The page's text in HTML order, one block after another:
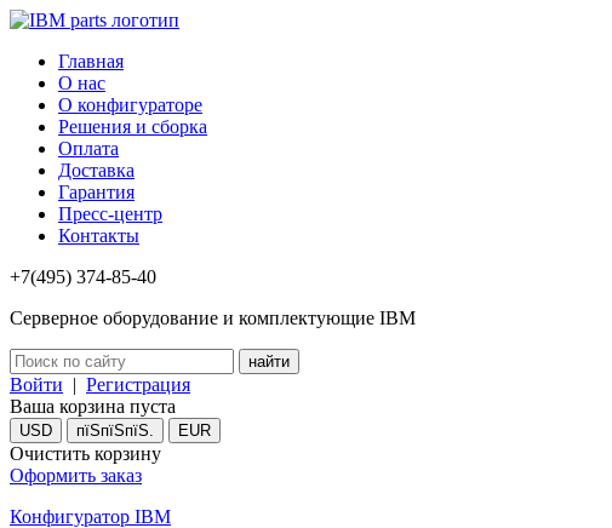
Главная
О нас
О конфигураторе
Решения и сборка
Оплата
Доставка
Гарантия
Пресс-центр
Контакты
+7(495) 374-85-40
Серверное оборудование и комплектующие IBM
Войти | Регистрация
Ваша корзина пуста
USD пїЅпїЅпїЅ. EUR
Очистить корзину
Оформить заказ
Конфигуратор IBM